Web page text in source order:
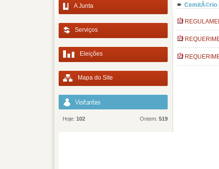
A Junta
Serviços
Eleições
Mapa do Site
Hoje: 102 Ontem: 519
CemitÃ©rio